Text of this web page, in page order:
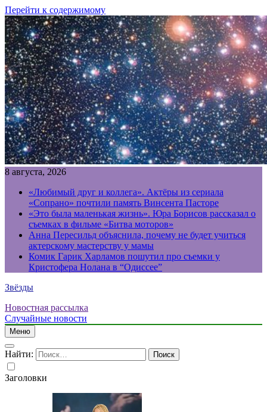
Перейти к содержимому
8 августа, 2026
«Любимый друг и коллега». Актёры из сериала
«Сопрано» почтили память Винсента Пасторе
«Это была маленькая жизнь». Юра Борисов рассказал о
съемках в фильме «Битва моторов»
Анна Пересильд объяснила, почему не будет учиться
актерскому мастерству у мамы
Комик Гарик Харламов пошутил про съемки у
Кристофера Нолана в “Одиссее”
Звёзды
Новостная рассылка
Случайные новости
Меню
Найти:
Заголовки